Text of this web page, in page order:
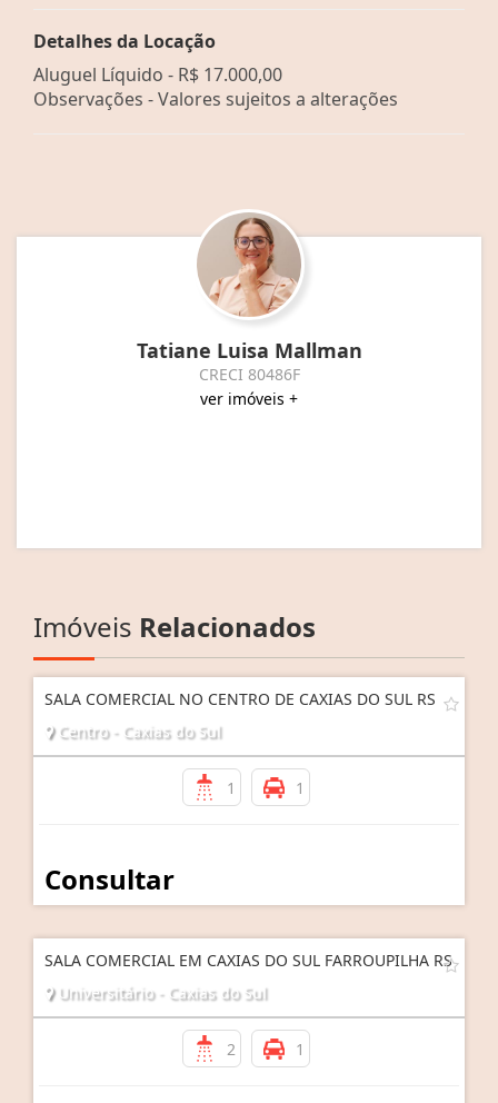
Detalhes da Locação
Aluguel Líquido - R$ 17.000,00
Observações - Valores sujeitos a alterações
Tatiane Luisa Mallman
CRECI 80486F
ver imóveis +
Imóveis Relacionados
SALA COMERCIAL NO CENTRO DE CAXIAS DO SUL RS
Centro - Caxias do Sul
1 1
Consultar
SALA COMERCIAL EM CAXIAS DO SUL FARROUPILHA RS
Universitário - Caxias do Sul
2 1